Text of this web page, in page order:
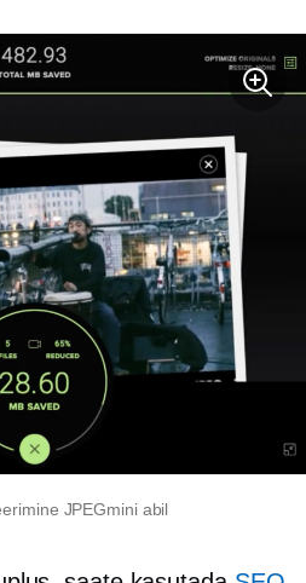
JPEGmini abil